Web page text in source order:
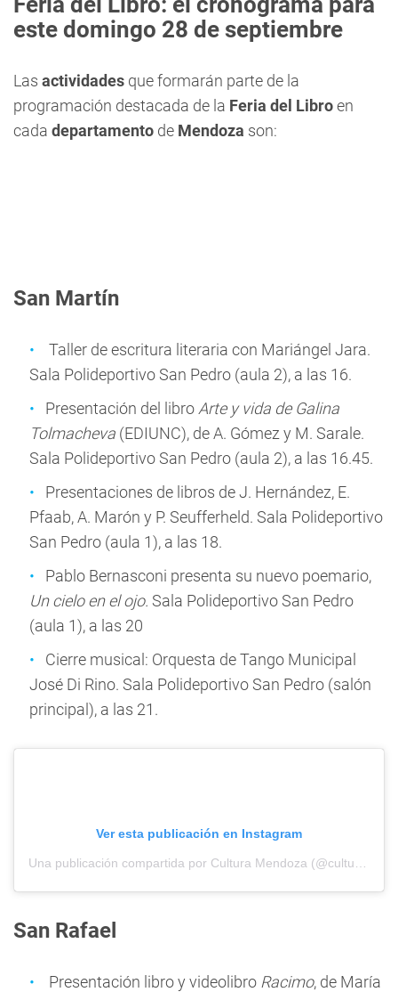
este domingo 28 de septiembre
Las actividades que formarán parte de la
programación destacada de la Feria del Libroen
cada departamento de Mendoza son:
San Martín
Taller de escritura literaria con Mariángel Jara.
Sala Polideportivo San Pedro (aula 2), a las 16.
Presentación del libro Arte y vida de Galina
Tolmacheva (EDIUNC), de A. Gómez y M. Sarale.
Sala Polideportivo San Pedro (aula 2), a las 16.45.
Presentaciones de libros de J. Hernández, E.
Pfaab, A. Marón y P. Seufferheld. Sala Polideportivo
San Pedro (aula 1), a las 18.
Pablo Bernasconi presenta su nuevo poemario,
Un cielo en el ojo. Sala Polideportivo San Pedro
(aula 1), a las 20
Cierre musical: Orquesta de Tango Municipal
José Di Rino. Sala Polideportivo San Pedro (salón
principal), a las 21.
Ver esta publicación en Instagram
San Rafael
Presentación libro y videolibro Racimo, de María